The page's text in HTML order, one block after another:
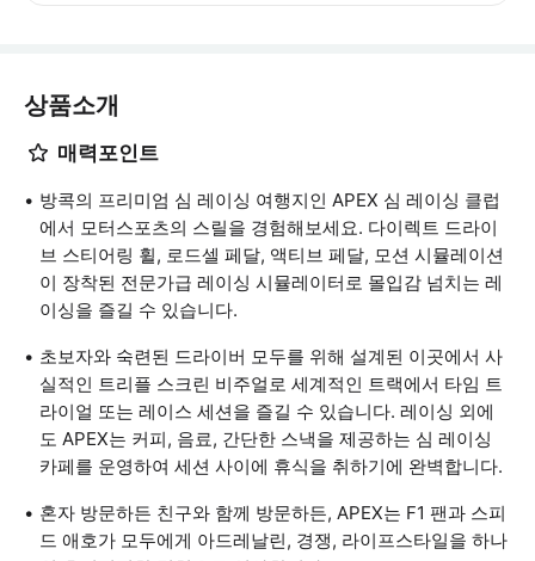
상품소개
매력포인트
방콕의 프리미엄 심 레이싱 여행지인 APEX 심 레이싱 클럽
에서 모터스포츠의 스릴을 경험해보세요. 다이렉트 드라이
브 스티어링 휠, 로드셀 페달, 액티브 페달, 모션 시뮬레이션
이 장착된 전문가급 레이싱 시뮬레이터로 몰입감 넘치는 레
이싱을 즐길 수 있습니다.
초보자와 숙련된 드라이버 모두를 위해 설계된 이곳에서 사
실적인 트리플 스크린 비주얼로 세계적인 트랙에서 타임 트
라이얼 또는 레이스 세션을 즐길 수 있습니다. 레이싱 외에
도 APEX는 커피, 음료, 간단한 스낵을 제공하는 심 레이싱
카페를 운영하여 세션 사이에 휴식을 취하기에 완벽합니다.
혼자 방문하든 친구와 함께 방문하든, APEX는 F1 팬과 스피
드 애호가 모두에게 아드레날린, 경쟁, 라이프스타일을 하나